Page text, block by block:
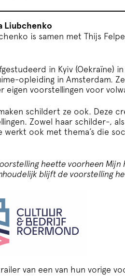
Liubchenko
is samen met Thijs
in Kyiv (Oekraïne)
opleiding in Amsterdam.
eigen voorstellingen voor
schildert ze ook. Deze
Zowel haar schilder-,
werkt ook met thema’s die
heette voorheen
blijft de voorstelling
van een van hun vorige